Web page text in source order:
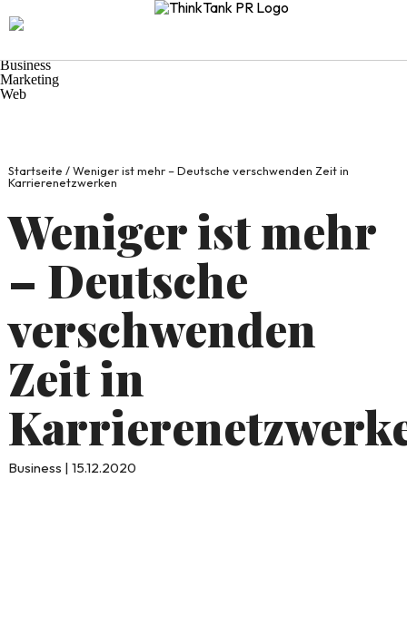
Start
Praxis-Tipps
Business
Marketing
Web
Startseite /Weniger ist mehr – Deutsche verschwenden Zeit in
Karrierenetzwerken
Weniger ist mehr
– Deutsche
verschwenden
Zeit in
Business | 15.12.2020